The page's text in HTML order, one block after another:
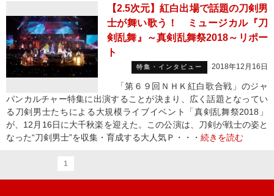
【2.5次元】紅白出場で話題の刀剣男
士が舞い歌う！ ミュージカル『刀
剣乱舞』～真剣乱舞祭2018～リポー
ト
特集・インタビュー 2018年12月16日
「第６９回ＮＨＫ紅白歌合戦」のジャ
パンカルチャー特集に出演することが決まり、広く話題となってい
る刀剣男士たちによる大規模ライブイベント「真剣乱舞祭2018」
が、12月16日に大千秋楽を迎えた。この公演は、刀剣が戦士の姿と
なった“刀剣男士”を収集・育成する大人気Ｐ・・・ 続きを読む
1